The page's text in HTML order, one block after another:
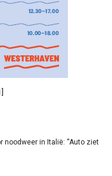
noodweer in Italië: “Auto ziet